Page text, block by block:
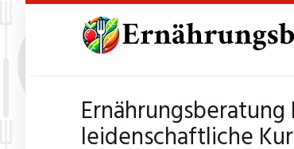
leidenschaftliche